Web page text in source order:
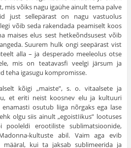
mis võiks nagu igaühe ainult tema palve
just sellepärast on nagu vastuolus
võib seda rakendada peamiselt koos
maises elus sest hetkeõndsusest võib
Suurem hulk ongi seepärast vist
alla – ja desperado meeleolus otse
mis on teatavasfi veelgi järsum ja
teha igasugu kompromisse.
kõigi „maiste”, s. o. vitaalsete ja
et eriti neist koosnev elu ja kultuuri
osutub liiga nõrgaks ega lase
olgu siis ainult „egoistIikus” lootuses
pooleldi erootiliste sublimatsioonide,
kultuste abil. Vaim aga evib
kui ta jaksab sublimeerida ja